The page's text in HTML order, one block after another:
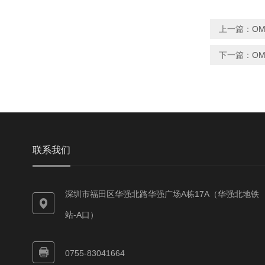
上一篇：
下一篇：
联系我们
深圳市福田区华强北路华强广场A栋17A（华强北地铁
站-A口）
0755-83041664